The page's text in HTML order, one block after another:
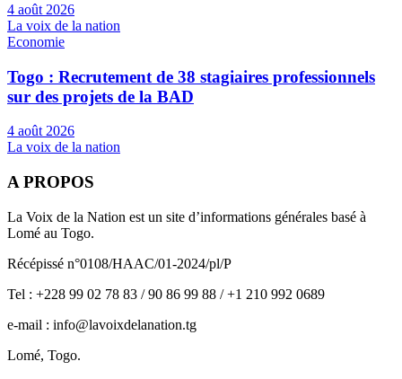
4 août 2026
La voix de la nation
Economie
Togo : Recrutement de 38 stagiaires professionnels
sur des projets de la BAD
4 août 2026
La voix de la nation
A PROPOS
La Voix de la Nation est un site d’informations générales basé à
Lomé au Togo.
Récépissé n°0108/HAAC/01-2024/pl/P
Tel : +228 99 02 78 83 / 90 86 99 88 / +1 210 992 0689
e-mail : info@lavoixdelanation.tg
Lomé, Togo.